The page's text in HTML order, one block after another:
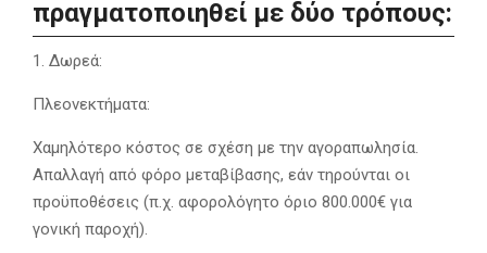
πραγματοποιηθεί με δύο τρόπους:
1. Δωρεά:
Πλεονεκτήματα:
Χαμηλότερο κόστος σε σχέση με την αγοραπωλησία.
Απαλλαγή από φόρο μεταβίβασης, εάν τηρούνται οι
προϋποθέσεις (π.χ. αφορολόγητο όριο 800.000€ για
γονική παροχή).